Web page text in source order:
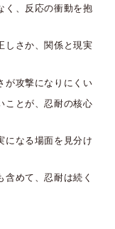
く、反応の衝動を抱
しさか、関係と現実
が攻撃になりにくい
ことが、忍耐の核心
になる場面を見分け
めて、忍耐は続く